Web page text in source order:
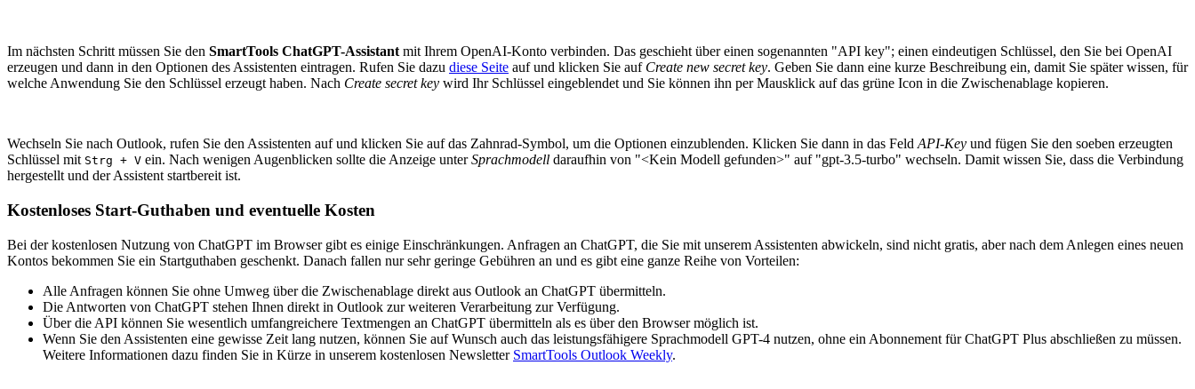
Im nächsten Schritt müssen Sie den SmartTools ChatGPT-Assistant mit Ihrem OpenAI-Konto verbinden. Das geschieht über einen sogenannten "API key"; einen eindeutigen Schlüssel, den Sie bei OpenAI
erzeugen und dann in den Optionen des Assistenten eintragen. Rufen Sie dazu diese Seite auf und klicken Sie auf Create new secret key. Geben Sie dann eine kurze Beschreibung ein, damit Sie später wissen, für
welche Anwendung Sie den Schlüssel erzeugt haben. Nach Create secret key wird Ihr Schlüssel eingeblendet und Sie können ihn per Mausklick auf das grüne Icon in die Zwischenablage kopieren.
Wechseln Sie nach Outlook, rufen Sie den Assistenten auf und klicken Sie auf das Zahnrad-Symbol, um die Optionen einzublenden. Klicken Sie dann in das Feld API-Key und fügen Sie den soeben erzeugten
Schlüssel mit Strg + V ein. Nach wenigen Augenblicken sollte die Anzeige unterSprachmodell daraufhin von "<Kein Modell gefunden>" auf "gpt-3.5-turbo" wechseln. Damit wissen Sie, dass die Verbindung
hergestellt und der Assistent startbereit ist.
Kostenloses Start-Guthaben und eventuelle Kosten
Bei der kostenlosen Nutzung von ChatGPT im Browser gibt es einige Einschränkungen. Anfragen an ChatGPT, die Sie mit unserem Assistenten abwickeln, sind nicht gratis, aber nach dem Anlegen eines neuen
Kontos bekommen Sie ein Startguthaben geschenkt. Danach fallen nur sehr geringe Gebühren an und es gibt eine ganze Reihe von Vorteilen:
Alle Anfragen können Sie ohne Umweg über die Zwischenablage direkt aus Outlook an ChatGPT übermitteln.
Die Antworten von ChatGPT stehen Ihnen direkt in Outlook zur weiteren Verarbeitung zur Verfügung.
Über die API können Sie wesentlich umfangreichere Textmengen an ChatGPT übermitteln als es über den Browser möglich ist.
Wenn Sie den Assistenten eine gewisse Zeit lang nutzen, können Sie auf Wunsch auch das leistungsfähigere Sprachmodell GPT-4 nutzen, ohne ein Abonnement für ChatGPT Plus abschließen zu müssen.
Weitere Informationen dazu finden Sie in Kürze in unserem kostenlosen Newsletter SmartTools Outlook Weekly.